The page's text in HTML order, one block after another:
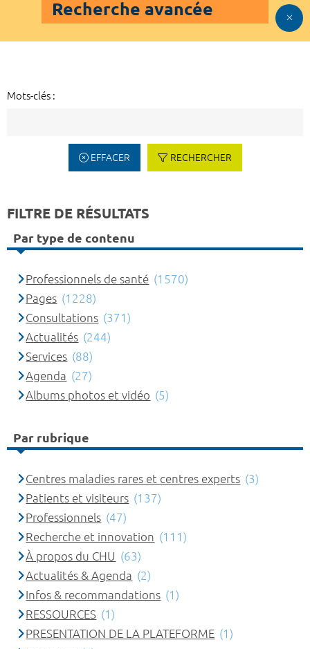
Recherche avancée
Mots-clés :
EFFACER RECHERCHER
FILTRE DE RÉSULTATS
Par type de contenu
Professionnels de santé (1570)
Pages (1228)
Consultations (371)
Actualités (244)
Services (88)
Agenda (27)
Albums photos et vidéo (5)
Par rubrique
Centres maladies rares et centres experts (3)
Patients et visiteurs (137)
Professionnels (47)
Recherche et innovation (111)
À propos du CHU (63)
Actualités & Agenda (2)
Infos & recommandations (1)
RESSOURCES (1)
PRESENTATION DE LA PLATEFORME (1)